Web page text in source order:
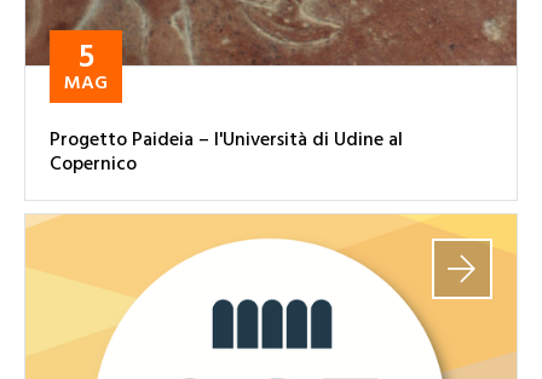
5
MAG
Progetto Paideia – l'Università di Udine al
Copernico